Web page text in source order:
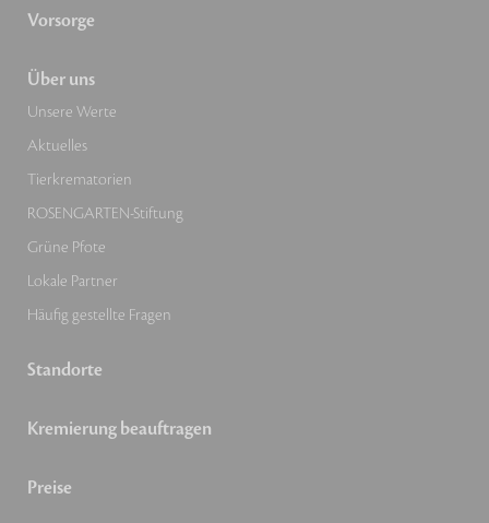
Vorsorge
Über uns
Unsere Werte
Aktuelles
Tierkrematorien
ROSENGARTEN-Stiftung
Grüne Pfote
Lokale Partner
Häufig gestellte Fragen
Standorte
Kremierung beauftragen
Preise